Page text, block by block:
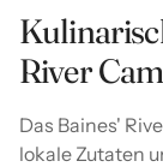
River
Das Baines'
lokale Zutaten